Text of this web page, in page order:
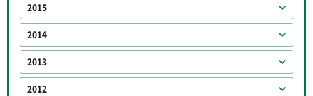
2015
2014
2013
2012